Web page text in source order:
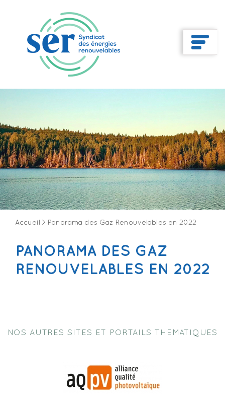
Accueil > Panorama des Gaz Renouvelables en 2022
PANORAMA DES GAZ
RENOUVELABLES EN 2022
NOS AUTRES SITES ET PORTAILS THEMATIQUES